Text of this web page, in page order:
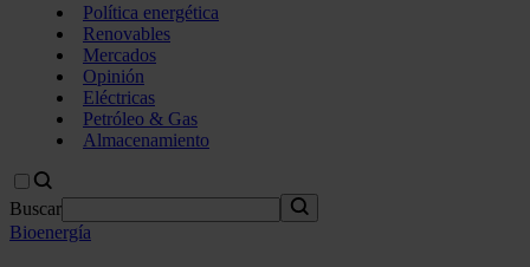
Política energética
Renovables
Mercados
Opinión
Eléctricas
Petróleo & Gas
Almacenamiento
Buscar
Bioenergía